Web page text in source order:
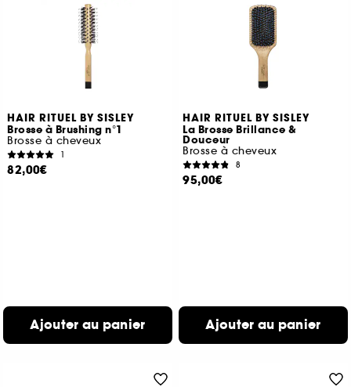
HAIR RITUEL BY SISLEY
Brosse à Brushing n°1
Brosse à cheveux
1
82,00€
Ajouter au panier
HAIR RITUEL BY SISLEY
La Brosse Brillance &
Douceur
Brosse à cheveux
8
95,00€
Ajouter au panier